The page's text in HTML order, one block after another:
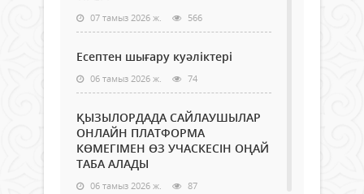
07 тамыз 2026 ж. 566
Есептен шығару куәліктері
06 тамыз 2026 ж. 74
ҚЫЗЫЛОРДАДА САЙЛАУШЫЛАР
ОНЛАЙН ПЛАТФОРМА
КӨМЕГІМЕН ӨЗ УЧАСКЕСІН ОҢАЙ
ТАБА АЛАДЫ
06 тамыз 2026 ж. 87